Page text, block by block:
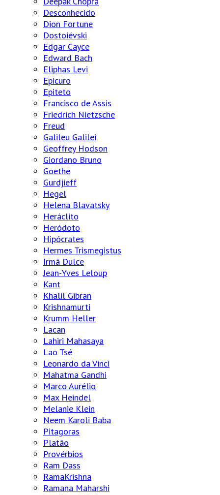
Desconhecido
Dion Fortune
Dostoiévski
Edgar Cayce
Edward Bach
Eliphas Levi
Epicuro
Epiteto
Francisco de Assis
Friedrich Nietzsche
Freud
Galileu Galilei
Geoffrey Hodson
Giordano Bruno
Goethe
Gurdjieff
Hegel
Helena Blavatsky
Heráclito
Heródoto
Hipócrates
Hermes Trismegistus
Irmã Dulce
Jean-Yves Leloup
Kant
Khalil Gibran
Krishnamurti
Krumm Heller
Lacan
Lahiri Mahasaya
Lao Tsé
Leonardo da Vinci
Mahatma Gandhi
Marco Aurélio
Max Heindel
Melanie Klein
Neem Karoli Baba
Pitagoras
Platão
Provérbios
Ram Dass
RamaKrishna
Ramana Maharshi